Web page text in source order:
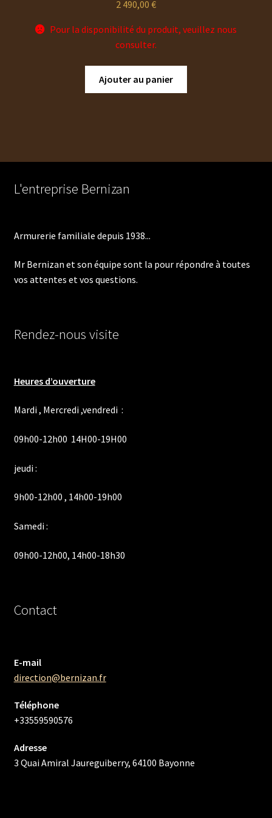
2 490,00 €
Pour la disponibilité du produit, veuillez nous
consulter.
Ajouter au panier
L'entreprise Bernizan
Armurerie familiale depuis 1938...
Mr Bernizan et son équipe sont la pour répondre à toutes
vos attentes et vos questions.
Rendez-nous visite
Heures d’ouverture
Mardi , Mercredi ,vendredi :
09h00-12h00 14H00-19H00
jeudi :
9h00-12h00 , 14h00-19h00
Samedi :
09h00-12h00, 14h00-18h30
Contact
E-mail
direction@bernizan.fr
Téléphone
+33559590576
Adresse
3 Quai Amiral Jaureguiberry, 64100 Bayonne